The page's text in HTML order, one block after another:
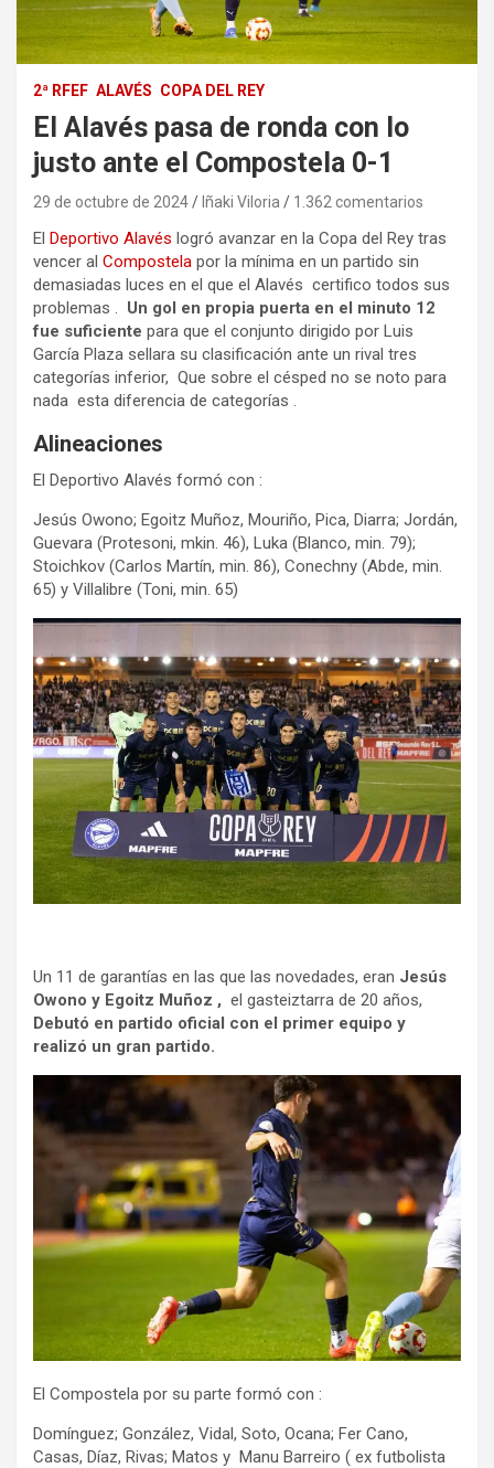
2ª RFEF ALAVÉS COPA DEL REY
El Alavés pasa de ronda con lo
justo ante el Compostela 0-1
29 de octubre de 2024 Iñaki Viloria 1.362 comentarios
El Deportivo Alavés logró avanzar en la Copa del Rey tras
vencer al Compostela por la mínima en un partido sin
demasiadas luces en el que el Alavés certifico todos sus
problemas . Un gol en propia puerta en el minuto 12
fue suficiente para que el conjunto dirigido por Luis
García Plaza sellara su clasificación ante un rival tres
categorías inferior, Que sobre el césped no se noto para
nada esta diferencia de categorías .
Alineaciones
El Deportivo Alavés formó con :
Jesús Owono; Egoitz Muñoz, Mouriño, Pica, Diarra; Jordán,
Guevara (Protesoni, mkin. 46), Luka (Blanco, min. 79);
Stoichkov (Carlos Martín, min. 86), Conechny (Abde, min.
65) y Villalibre (Toni, min. 65)
Un 11 de garantías en las que las novedades, eran Jesús
Owono y Egoitz Muñoz , el gasteiztarra de 20 años,
Debutó en partido oficial con el primer equipo y
realizó un gran partido.
El Compostela por su parte formó con :
Domínguez; González, Vidal, Soto, Ocana; Fer Cano,
Casas, Díaz, Rivas; Matos y Manu Barreiro ( ex futbolista